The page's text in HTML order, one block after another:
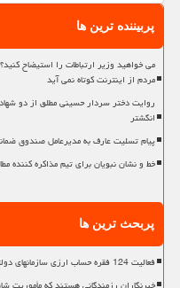
پربیننده ترین ها
می خواهید وزیر ارتباطات را استیضاح
مردم از اینترنت کوتاه نمی آید
روایت دختر سردار حسینی مطلق از دو
انگشتر
پیام تسلیت عارف به مدیرعامل صندوق
خط و نشان نبویان برای تیم مذاکره کننده
پربحث ترین ها
فعالیت 124 فقره حساب ارزی سازمانهای دولتی خارج از حساب واحد خزانه